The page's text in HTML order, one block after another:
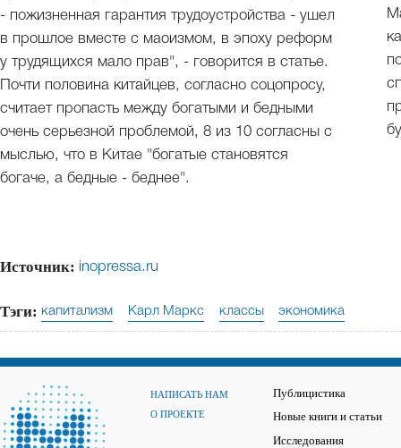
- пожизненная гарантия трудоустройства - ушел
в прошлое вместе с маоизмом, в эпоху реформ
у трудящихся мало прав", - говорится в статье.
Почти половина китайцев, согласно соцопросу,
считает пропасть между богатыми и бедными
очень серьезной проблемой, 8 из 10 согласны с
мыслью, что в Китае "богатые становятся
богаче, а бедные - беднее".
Источник: inopressa.ru
Тэги: капитализм Карл Маркс классы экономика
НАПИСАТЬ НАМ
О ПРОЕКТЕ
Публицистика
Новые книги и статьи
Исследования